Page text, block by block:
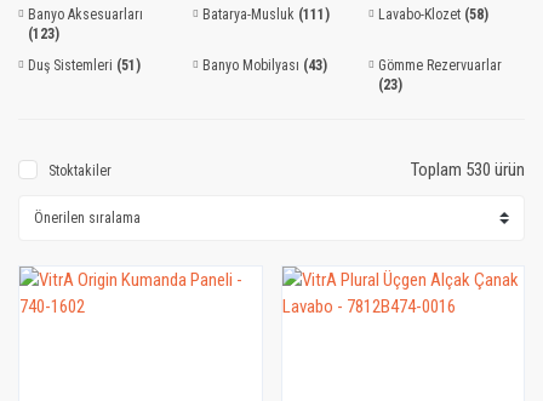
Banyo Aksesuarları
(123)
Batarya-Musluk (111) Lavabo-Klozet (58)
Duş Sistemleri (51) Banyo Mobilyası (43)
Gömme Rezervuarlar
(23)
Stoktakiler Toplam 530 ürün